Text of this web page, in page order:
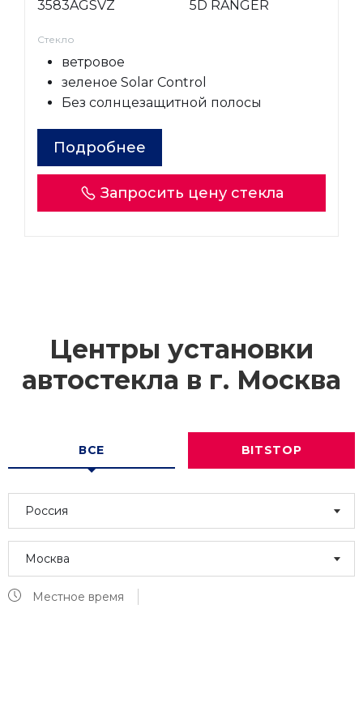
3583AGSVZ 5D RANGER
Стекло
ветровое
зеленое Solar Control
Без солнцезащитной полосы
Подробнее
Запросить цену стекла
Центры установки
автостекла в г. Москва
ВСЕ BITSTOP
Россия
Москва
Местное время